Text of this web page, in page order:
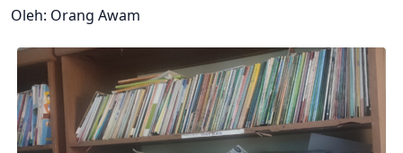
Oleh: Orang Awam